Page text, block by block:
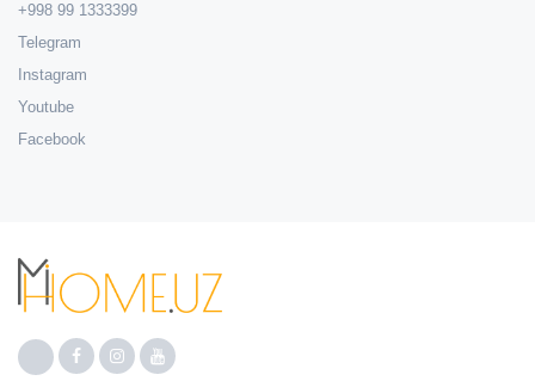
+998 99 1333399
Telegram
Instagram
Youtube
Facebook